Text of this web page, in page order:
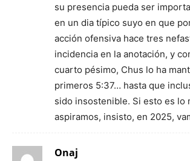
su presencia pueda ser
en un dia típico suyo en que
acción ofensiva hace tres
incidencia en la anotación, y
cuarto pésimo, Chus lo ha
primeros 5:37… hasta que
sido insostenible. Si esto es lo
aspiramos, insisto, en 2025,
Onaj